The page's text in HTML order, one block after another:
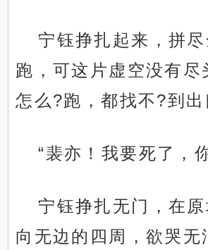
宁钰挣扎起来，拼
跑，可这片虚空没有尽
怎么?跑，都找不?到出
“裴亦！我要死了，
宁钰挣扎无门，在
向无边的四周，欲哭无